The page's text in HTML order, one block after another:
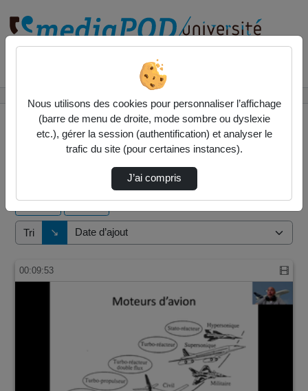
19 vidéos trouvées
Tri ↘
Direction de tri
00:09:53
Nous utilisons des cookies pour personnaliser l’affichage
(barre de menu de droite, mode sombre ou dyslexie
etc.), gérer la session (authentification) et analyser le
trafic du site (pour certaines instances).
J’ai compris